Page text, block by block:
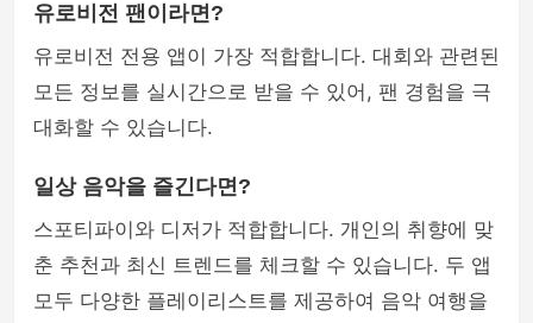
유로비전 팬이라면?
유로비전 전용 앱이 가장 적합합니다. 대회와 관련된
모든 정보를 실시간으로 받을 수 있어, 팬 경험을 극
대화할 수 있습니다.
일상 음악을 즐긴다면?
스포티파이와 디저가 적합합니다. 개인의 취향에 맞
춘 추천과 최신 트렌드를 체크할 수 있습니다. 두 앱
모두 다양한 플레이리스트를 제공하여 음악 여행을